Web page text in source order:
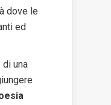
dove le
ed
una